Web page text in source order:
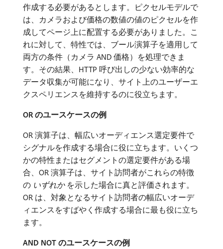
作成する必要があるとします。ピクセルモデルで
は、カメラおよび価格の数値の値のピクセルを作
成してページ上に配置する必要がありました。こ
れに対して、特性では、ブール演算子を適用して
両方の条件（カメラ AND 価格）を処理できま
す。その結果、HTTP 呼び出しの少ない効率的な
データ収集が可能になり、サイト上のユーザーエ
クスペリエンスを維持するのに役立ちます。
OR のユースケースの例
OR 演算子は、幅広いオーディエンス選定要件で
シグナルを作成する場合に役に立ちます。いくつ
かの特性またはセグメントの選定要件がある場
合、OR 演算子は、サイト訪問者がこれらの特徴
の​ いずれか​を示した場合に真と評価されます。
OR は、対象となるサイト訪問者の幅広いオーデ
ィエンスをすばやく作成する場合に最も役に立ち
ます。
AND NOT のユースケースの例